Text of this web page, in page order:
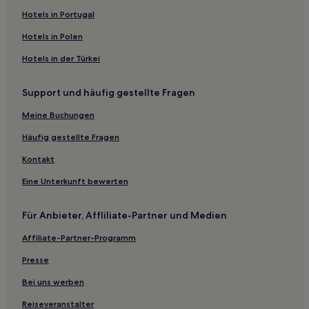
Hotels mit Parkplatz in Fontenay-le-Comte
Hotels mit Parkplatz in La Roche-sur-Yon
Hotels mit Parkplatz in Les Sables-d'Olonne
Familien in Les Sables-d'Olonne
Familien in Pornic
Luxus in Nantes
Hotels mit Parkplatz in Nantes
Haustierfreundliche in Nantes
Hotels mit Fitnessbereich in Nantes
Familien in Nantes
Günstige in Nantes
Hotels mit Küchenzeile in Nantes
Haustierfreundliche in Cholet
Hotels in Portugal
Hotels in Polen
Hotels in der Türkei
Support und häufig gestellte Fragen
Meine Buchungen
Häufig gestellte Fragen
Kontakt
Eine Unterkunft bewerten
Für Anbieter, Affliliate-Partner und Medien
Affiliate-Partner-Programm
Presse
Bei uns werben
Reiseveranstalter